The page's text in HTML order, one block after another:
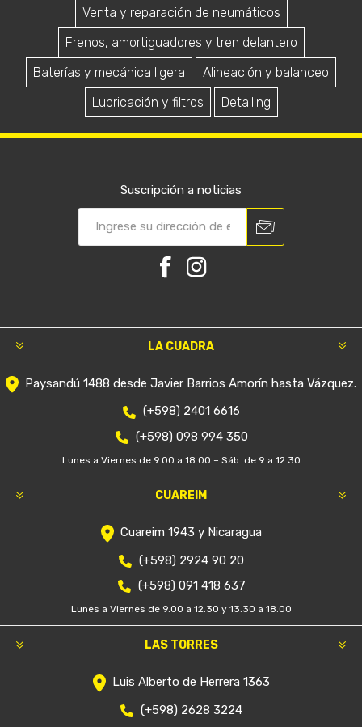
Venta y reparación de neumáticos
Frenos, amortiguadores y tren delantero
Baterías y mecánica ligera
Alineación y balanceo
Lubricación y filtros
Detailing
Suscripción a noticias
LA CUADRA
Paysandú 1488 desde Javier Barrios Amorín hasta Vázquez.
(+598) 2401 6616
(+598) 098 994 350
Lunes a Viernes de 9.00 a 18.00 – Sáb. de 9 a 12.30
CUAREIM
Cuareim 1943 y Nicaragua
(+598) 2924 90 20
(+598) 091 418 637
Lunes a Viernes de 9.00 a 12.30 y 13.30 a 18.00
LAS TORRES
Luis Alberto de Herrera 1363
(+598) 2628 3224